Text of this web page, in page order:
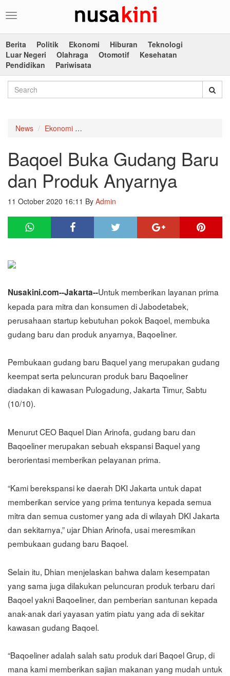
Toggle
Berita
Politik Ekonomi Hiburan
Teknologi
Luar Negeri
Olahraga Otomotif
Kesehatan
Pendidikan
Pariwisata
News Ekonomi
Baqoel Buka Gudang Baru
dan Produk Anyarnya
11 October 2020 16:11 By Admin
Nusakini.com--Jakarta--Untuk memberikan layanan prima
kepada para mitra dan konsumen di Jabodetabek,
perusahaan startup kebutuhan pokok Baqoel, membuka
gudang baru dan produk anyarnya, Baqoeliner.
Pembukaan gudang baru Baquel yang merupakan gudang
keempat serta peluncuran produk baru Baqoeliner
diadakan di kawasan Pulogadung, Jakarta Timur, Sabtu
(10/10).
Menurut CEO Baquel Dian Arinofa, gudang baru dan
Baqoeliner merupakan sebuah ekspansi Baquel yang
berorientasi memberikan pelayanan prima.
“Kami berekspansi ke daerah DKI Jakarta untuk dapat
memberikan service yang prima tentunya kepada semua
mitra dan semua customer yang ada di wilayah DKI Jakarta
dan sekitarnya,” ujar Dhian Arinofa, usai meresmikan
pembukaan gudang baru Baqoel.
Selain itu, Dhian menjelaskan bahwa dalam kesempatan
yang sama juga dilakukan peluncuran produk terbaru dari
Baqoel yakni Baqoeliner, dan pemberian santunan kepada
anak-anak dari yayasan yatim piatu yang ada di sekitar
kawasan gudang Baqoel.
“Baqoeliner adalah salah satu produk dari Baqoel Grup, di
mana kami memberikan sajian makanan yang mudah untuk